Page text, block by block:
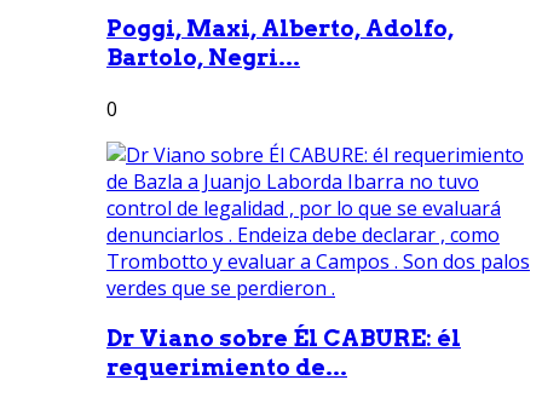
Poggi, Maxi, Alberto, Adolfo,
Bartolo, Negri...
0
Dr Viano sobre Él CABURE: él
requerimiento de...